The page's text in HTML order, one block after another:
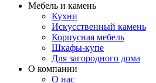
Мебель и камень
Кухни
Искусственный камень
Корпусная мебель
Шкафы-купе
Для загородного дома
О компании
О нас